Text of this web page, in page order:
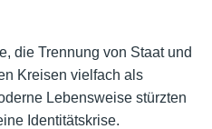
die Trennung von Staat und
Kreisen vielfach als
Lebensweise stürzten
Identitätskrise.